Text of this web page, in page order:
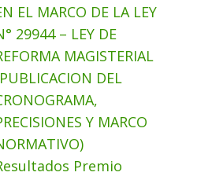
EL MARCO DE LA LEY
29944 – LEY DE
MAGISTERIAL
DEL
Y MARCO
Premio